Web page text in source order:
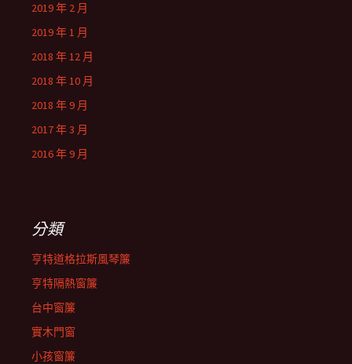
2019 年 2 月
2019 年 1 月
2018 年 12 月
2018 年 10 月
2018 年 9 月
2017 年 3 月
2016 年 9 月
分類
亨特道格拉斯風琴簾
亨特隔熱窗簾
台中窗簾
實木門窗
小孩窗簾